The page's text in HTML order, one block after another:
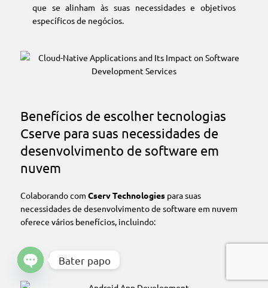
que se alinham às suas necessidades e objetivos
específicos de negócios.
Benefícios de escolher tecnologias
Cserve para suas necessidades de
desenvolvimento de software em
nuvem
Colaborando com Cserv Technologies para suas
necessidades de desenvolvimento de software em nuvem
oferece vários benefícios, incluindo:
Bater papo